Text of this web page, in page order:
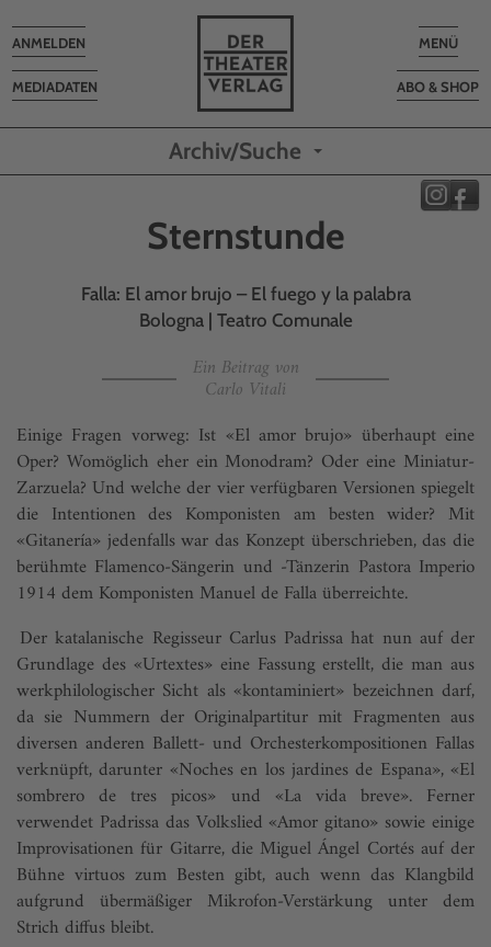
Toggle
MENÜ
ABO & SHOP
MEDIADATEN
Toggle
navigation
ANMELDEN
Archiv/Suche
Sternstunde
Falla: El amor brujo – El fuego y la palabra
Bologna | Teatro Comunale
Ein Beitrag von
Carlo Vitali
Einige Fragen vorweg: Ist «El amor brujo» überhaupt eine
Oper? Womöglich eher ein Monodram? Oder eine Miniatur-
Zarzuela? Und welche der vier verfügbaren Versionen spiegelt
die Intentionen des Komponisten am besten wider? Mit
«Gitanería» jedenfalls war das Konzept überschrieben, das die
berühmte Flamenco-Sängerin und -Tänzerin Pastora Imperio
1914 dem Komponisten Manuel de Falla überreichte.
Der katalanische Regisseur Carlus Padrissa hat nun auf der
Grundlage des «Urtextes» eine Fassung erstellt, die man aus
werkphilologischer Sicht als «kontaminiert» bezeichnen darf,
da sie Nummern der Originalpartitur mit Fragmenten aus
diversen anderen Ballett- und Orchesterkompositionen Fallas
verknüpft, darunter «Noches en los jardines de Espana», «El
sombrero de tres picos» und «La vida breve». Ferner
verwendet Padrissa das Volkslied «Amor gitano» sowie einige
Improvisationen für Gitarre, die Miguel Ángel Cortés auf der
Bühne virtuos zum Besten gibt, auch wenn das Klangbild
aufgrund übermäßiger Mikrofon-Verstärkung unter dem
Strich diffus bleibt.